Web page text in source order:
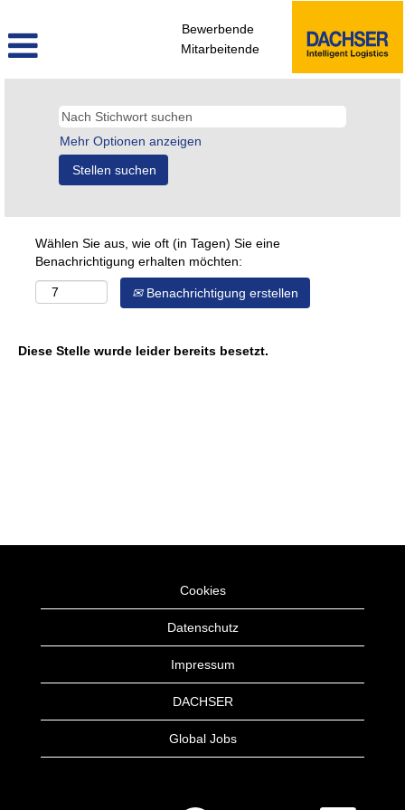
Bewerbende
Mitarbeitende
Mehr Optionen anzeigen
Wählen Sie aus, wie oft (in Tagen) Sie eine
Benachrichtigung erhalten möchten:
Benachrichtigung erstellen
Diese Stelle wurde leider bereits besetzt.
Cookies
Datenschutz
Impressum
DACHSER
Global Jobs